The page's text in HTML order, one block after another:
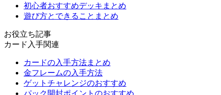
初心者おすすめデッキまとめ
遊び方とできることまとめ
お役立ち記事
カード入手関連
カードの入手方法まとめ
金フレームの入手方法
ゲットチャレンジのおすすめ
パック開封ポイントのおすすめ